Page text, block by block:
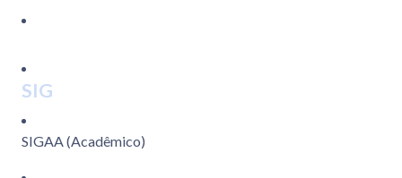
SIG
SIGAA (Acadêmico)